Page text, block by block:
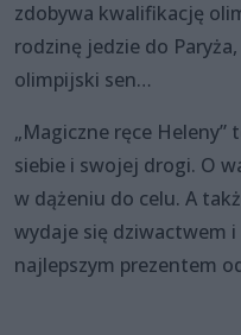
zdobywa kwalifikację
rodzinę jedzie do
olimpijski sen…
„Magiczne ręce
siebie i swojej drogi. O
w dążeniu do celu. A
wydaje się dziwactwem i
najlepszym prezentem